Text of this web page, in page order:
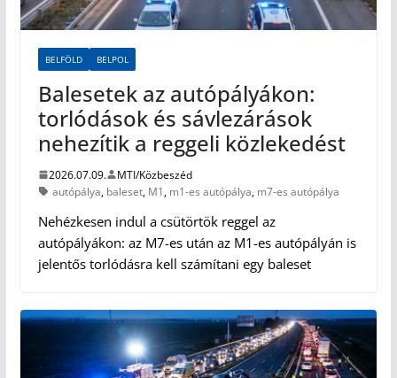
BELFÖLD BELPOL
Balesetek az autópályákon:
torlódások és sávlezárások
nehezítik a reggeli közlekedést
2026.07.09.
MTI/Közbeszéd
autópálya, baleset, M1, m1-es autópálya, m7-es autópálya
Nehézkesen indul a csütörtök reggel az
autópályákon: az M7-es után az M1-es autópályán is
jelentős torlódásra kell számítani egy baleset